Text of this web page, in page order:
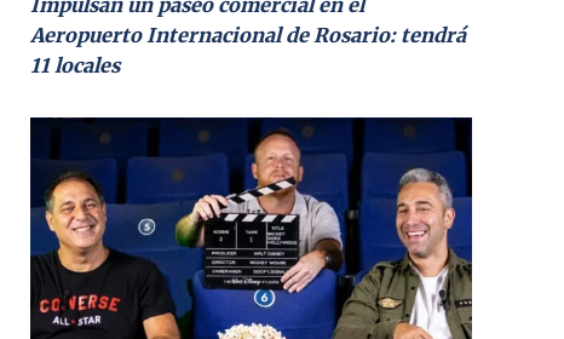
Aeropuerto Internacional de Rosario: tendrá
11 locales